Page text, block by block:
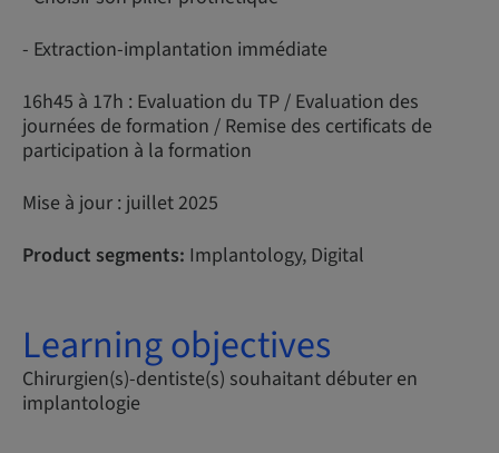
- Extraction-implantation immédiate
16h45 à 17h : Evaluation du TP / Evaluation des
journées de formation / Remise des certificats de
participation à la formation
Mise à jour : juillet 2025
Product segments: Implantology, Digital
Learning objectives
Chirurgien(s)-dentiste(s) souhaitant débuter en
implantologie